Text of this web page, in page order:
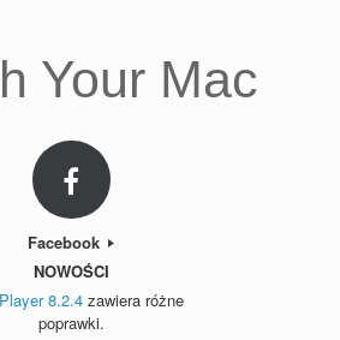
Your Mac
Facebook
NOWOŚCI
8.2.4zawiera różne
poprawki.